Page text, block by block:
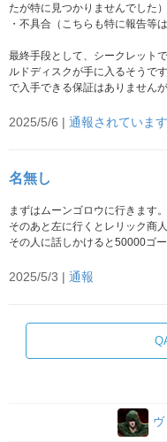
たが特に見つかりませんでした）
・不具合（こちらも特に報告等
最終手段として、シークレッ
ルドディスクが手に入るそうで
で入手できる保証はありませんが
2025/5/6 | 通報されています
名無し
まずはムーンゴロウに行きます。
そのあと左に行くとレリック商
その人に話しかけると50000ゴ
2025/5/3 | 通報